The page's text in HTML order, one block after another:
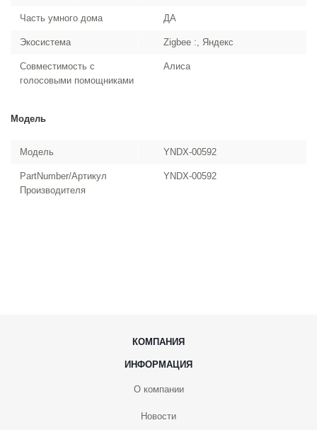
Часть умного дома ДА
Экосистема Zigbee :, Яндекс
Совместимость с
голосовыми помощниками
Алиса
Модель
Модель YNDX-00592
PartNumber/Артикул
Производителя
YNDX-00592
КОМПАНИЯ
ИНФОРМАЦИЯ
О компании
Новости